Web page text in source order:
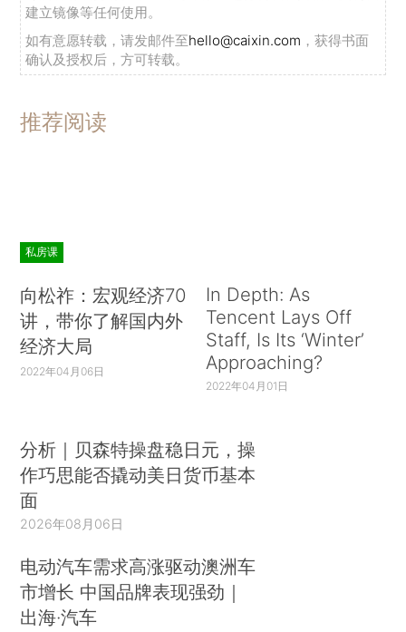
建立镜像等任何使用。
如有意愿转载，请发邮件至hello@caixin.com ，获得书面
确认及授权后，方可转载。
推荐阅读
私房课
向松祚：宏观经济70
讲，带你了解国内外
经济大局
2022年04月06日
In Depth: As
Tencent Lays Off
Staff, Is Its ‘Winter’
Approaching?
2022年04月01日
分析｜贝森特操盘稳日元，操
作巧思能否撬动美日货币基本
面
2026年08月06日
电动汽车需求高涨驱动澳洲车
市增长 中国品牌表现强劲｜
出海·汽车